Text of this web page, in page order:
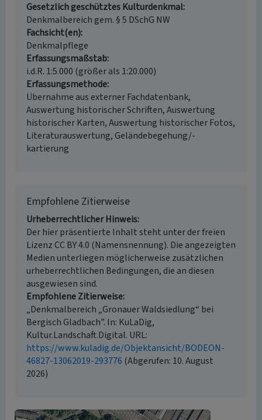
Gesetzlich geschütztes Kulturdenkmal
Denkmalbereich gem. § 5 DSchG NW
Fachsicht(en)
Denkmalpflege
Erfassungsmaßstab
i.d.R. 1:5.000 (größer als 1:20.000)
Erfassungsmethode
Übernahme aus externer Fachdatenbank,
Auswertung historischer Schriften, Auswertung
historischer Karten, Auswertung historischer Fotos,
Literaturauswertung, Geländebegehung/-
kartierung
Empfohlene Zitierweise
Urheberrechtlicher Hinweis
Der hier präsentierte Inhalt steht unter der freien
Lizenz CC BY 4.0 (Namensnennung). Die angezeigten
Medien unterliegen möglicherweise zusätzlichen
urheberrechtlichen Bedingungen, die an diesen
ausgewiesen sind.
Empfohlene Zitierweise
„Denkmalbereich „Gronauer Waldsiedlung“ bei
Bergisch Gladbach”. In: KuLaDig,
Kultur.Landschaft.Digital. URL:
https://www.kuladig.de/Objektansicht/BODEON-
46827-13062019-293776 (Abgerufen: 10. August
2026)